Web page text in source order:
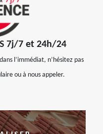
7j/7 et 24h/24
l’immédiat, n’hésitez pas
ou à nous appeler.